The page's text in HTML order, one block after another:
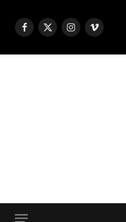
Facebook
X
Instagram
Vimeo